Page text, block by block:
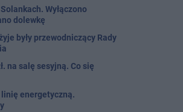
Wyłączono
dolewkę
były przewodniczący Rady
na salę sesyjną. Co się
energetyczną.